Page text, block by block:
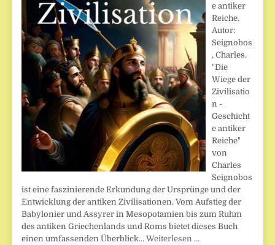
e antiker
Reiche.
Autor:
Seignobos
, Charles.
"Die
Wiege der
Zivilisatio
n -
Geschicht
e antiker
Reiche"
von
Charles
Seignobos
ist eine faszinierende Erkundung der Ursprünge und der
Entwicklung der antiken Zivilisationen. Vom Aufstieg der
Babylonier und Assyrer in Mesopotamien bis zum Ruhm
des antiken Griechenlands und Roms bietet dieses Buch
einen umfassenden Überblick…Weiterlesen …